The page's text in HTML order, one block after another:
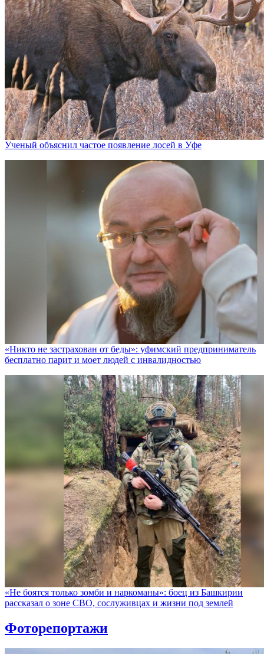
Ученый объяснил частое появление лосей в Уфе
«Никто не заcтрахован от беды»: уфимский предприниматель
бесплатно парит и моет людей с инвалидностью
«Не боятся только зомби и наркоманы»: боец из Башкирии
рассказал о зоне СВО, сослуживцах и жизни под землей
Фоторепортажи